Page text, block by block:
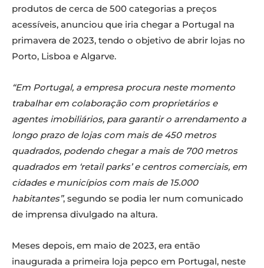
produtos de cerca de 500 categorias a preços
acessíveis, anunciou que iria chegar a Portugal na
primavera de 2023, tendo o objetivo de abrir lojas no
Porto, Lisboa e Algarve.
“Em Portugal, a empresa procura neste momento
trabalhar em colaboração com proprietários e
agentes imobiliários, para garantir o arrendamento a
longo prazo de lojas com mais de 450 metros
quadrados, podendo chegar a mais de 700 metros
quadrados em ‘retail parks’ e centros comerciais, em
cidades e municípios com mais de 15.000
habitantes”, segundo se podia ler num comunicado
de imprensa divulgado na altura.
Meses depois, em maio de 2023, era então
inaugurada a primeira loja pepco em Portugal, neste